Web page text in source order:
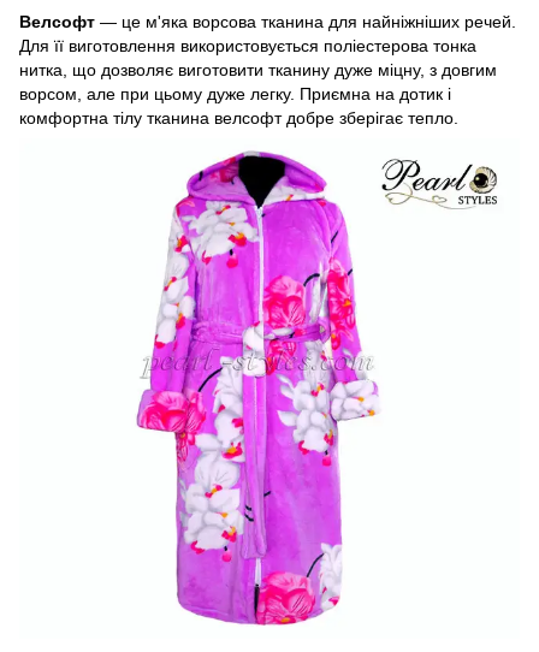
Велсофт ― це м'яка ворсова тканина для найніжніших речей.
Для її виготовлення використовується поліестерова тонка
нитка, що дозволяє виготовити тканину дуже міцну, з довгим
ворсом, але при цьому дуже легку. Приємна на дотик і
комфортна тілу тканина велсофт добре зберігає тепло.